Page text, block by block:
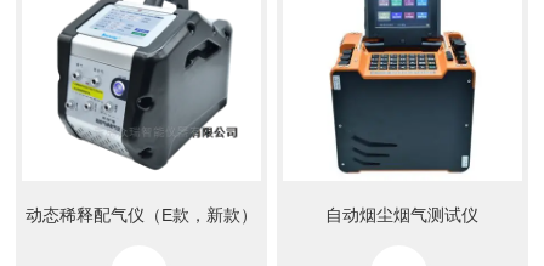
动态稀释配气仪（E款，新款） 自动烟尘烟气测试仪